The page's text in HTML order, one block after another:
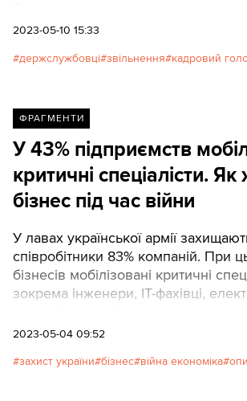
чиновниках, пише ЕП. ТЕКСТИ
2023-05-10 15:33
держслужбовці звільнення кадровий
ФРАГМЕНТИ
У 43% підприємств
критичні спеціалісти.
бізнес під час війни
У лавах української армії
співробітники 83% компаній. При
бізнесів мобілізовані критичні
зокрема інженери, ІТ-фахівці,
2023-05-04 09:52
захист україни бізнес війна економіка